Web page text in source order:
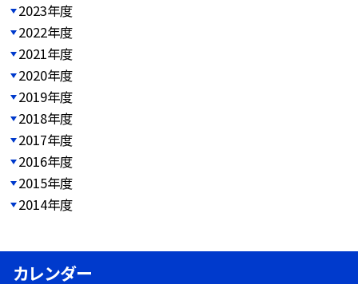
2023年度
2022年度
2021年度
2020年度
2019年度
2018年度
2017年度
2016年度
2015年度
2014年度
カレンダー